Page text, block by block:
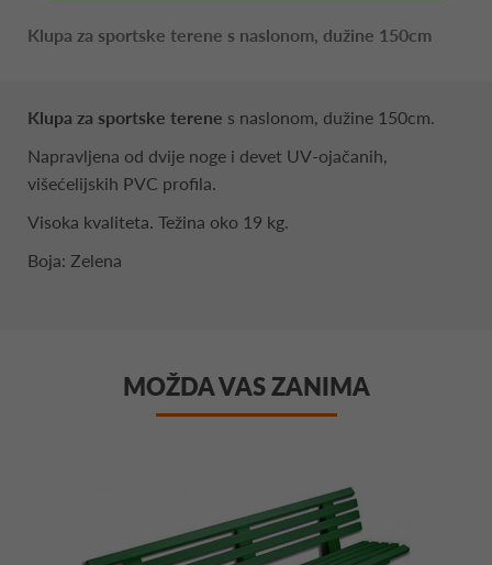
Klupa za sportske terene s naslonom, dužine 150cm
Klupa za sportske terene s naslonom, dužine 150cm.
Napravljena od dvije noge i devet UV-ojačanih,
višećelijskih PVC profila.
Visoka kvaliteta. Težina oko 19 kg.
Boja: Zelena
MOŽDA VAS ZANIMA